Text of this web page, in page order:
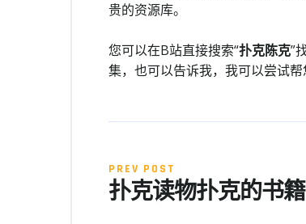
贵的资源库。
您可以在B站直接搜索“扑克陈克”
集，也可以告诉我，我可以尝试
PREV POST
扑克读物扑克的书籍